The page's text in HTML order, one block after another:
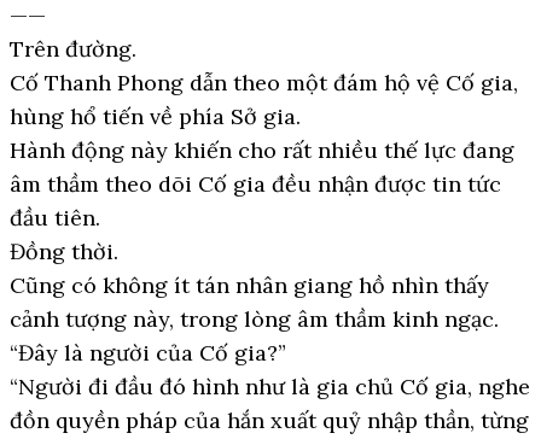
——
Trên đường.
Cố Thanh Phong dẫn theo một đám hộ vệ Cố gia,
hùng hổ tiến về phía Sở gia.
Hành động này khiến cho rất nhiều thế lực đang
âm thầm theo dõi Cố gia đều nhận được tin tức
đầu tiên.
Đồng thời.
Cũng có không ít tán nhân giang hồ nhìn thấy
cảnh tượng này, trong lòng âm thầm kinh ngạc.
“Đây là người của Cố gia?”
“Người đi đầu đó hình như là gia chủ Cố gia, nghe
đồn quyền pháp của hắn xuất quỷ nhập thần, từng